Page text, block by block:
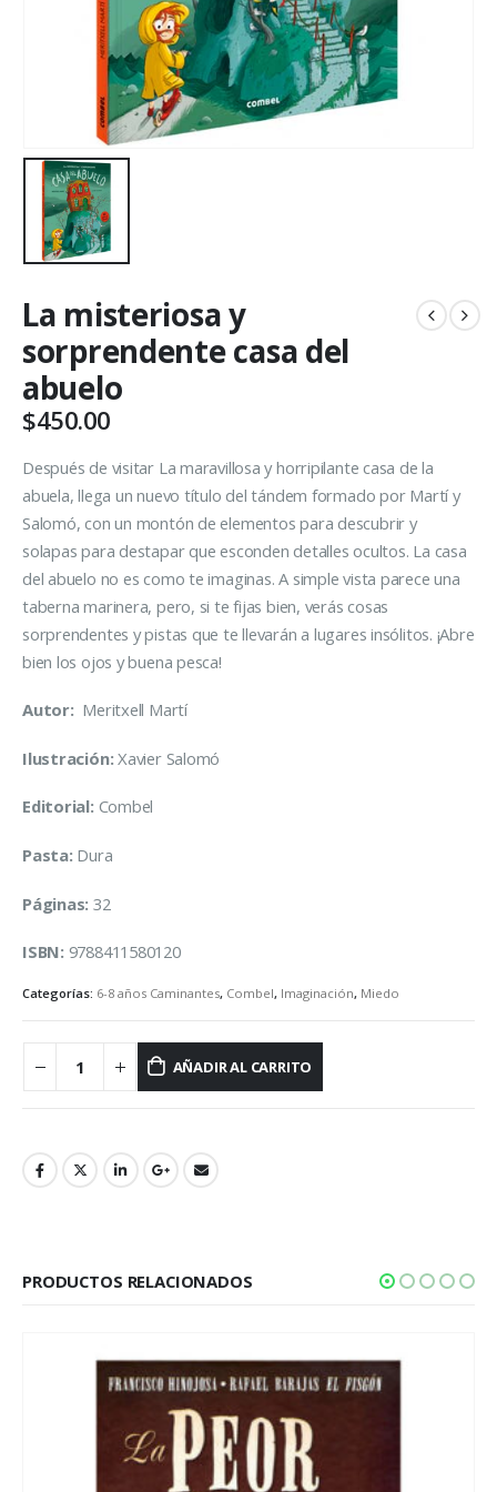
La misteriosa y
sorprendente casa del
abuelo
$450.00
Después de visitar La maravillosa y horripilante casa de la
abuela, llega un nuevo título del tándem formado por Martí y
Salomó, con un montón de elementos para descubrir y
solapas para destapar que esconden detalles ocultos. La casa
del abuelo no es como te imaginas. A simple vista parece una
taberna marinera, pero, si te fijas bien, verás cosas
sorprendentes y pistas que te llevarán a lugares insólitos. ¡Abre
bien los ojos y buena pesca!
Autor: Meritxell Martí
Ilustración: Xavier Salomó
Editorial: Combel
Pasta: Dura
Páginas: 32
ISBN: 9788411580120
Categorías: 6-8 años Caminantes, Combel, Imaginación, Miedo
AÑADIR AL CARRITO
PRODUCTOS RELACIONADOS